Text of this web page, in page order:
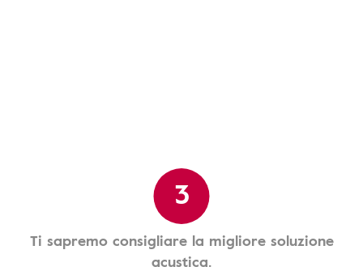
3
Ti sapremo consigliare la migliore soluzione
acustica.